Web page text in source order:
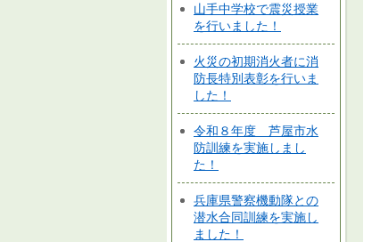
山手中学校で震災授業
を行いました！
火災の初期消火者に消
防長特別表彰を行いま
した！
令和８年度 芦屋市水
防訓練を実施しまし
た！
兵庫県警察機動隊との
潜水合同訓練を実施し
ました！